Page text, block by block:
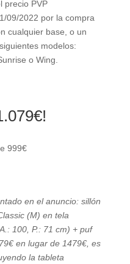
precio PVP
09/2022 por la compra
cualquier base, o un
modelos:
o Wing.
en el anuncio: sillón
(M) en tela
100, P.: 71 cm) + puf
en lugar de 1479€, es
la tableta